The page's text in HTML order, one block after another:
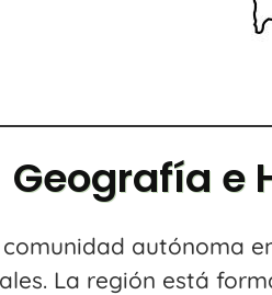
Geografía e
comunidad autónoma
La región está